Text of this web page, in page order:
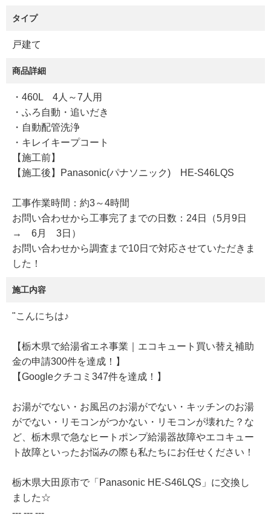
タイプ
戸建て
商品詳細
・460L 4人～7人用
・ふろ自動・追いだき
・自動配管洗浄
・キレイキープコート
【施工前】
【施工後】Panasonic(パナソニック) HE-S46LQS
工事作業時間：約3～4時間
お問い合わせから工事完了までの日数：24日（5月9日
→ 6月 3日）
お問い合わせから調査まで10日で対応させていただきま
した！
施工内容
"こんにちは♪
【栃木県で給湯省エネ事業｜エコキュート買い替え補助
金の申請300件を達成！】
【Googleクチコミ347件を達成！】
お湯がでない・お風呂のお湯がでない・キッチンのお湯
がでない・リモコンがつかない・リモコンが壊れた？な
ど、栃木県で急なヒートポンプ給湯器故障やエコキュー
ト故障といったお悩みの際も私たちにお任せください！
栃木県大田原市で「Panasonic HE-S46LQS」に交換し
ました☆
--- --- ---